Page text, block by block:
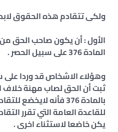
ولكى تتقادم هذه الحقوق
الأول : أن يكون صاحب الحق
المادة 376 على سبيل الحصر .
وهؤلاء الاشخاص قد وردا على
ثبت أن الحق لصاب مهنة خلاف
بالمادة 376 فأنه
للقاعدة العامة التي تقرر
يكن خاضعا لاستثناء اخرى .